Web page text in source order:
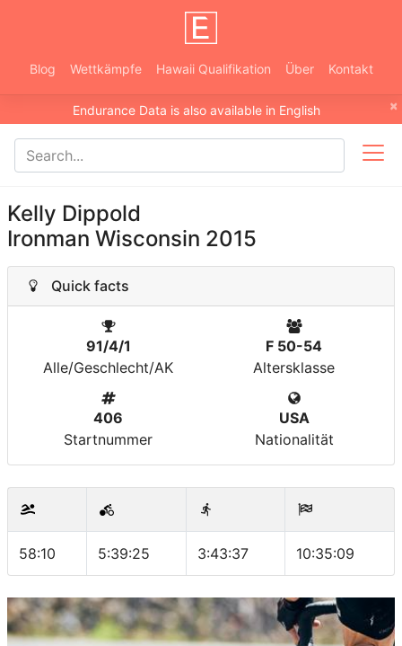
Blog Wettkämpfe Hawaii Qualifikation Über Kontakt
×
Endurance Data is also available in English
Kelly Dippold
Ironman Wisconsin 2015
Quick facts
91/4/1
Alle/Geschlecht/AK
F 50-54
Altersklasse
406
Startnummer
USA
Nationalität
58:10 5:39:25 3:43:37 10:35:09